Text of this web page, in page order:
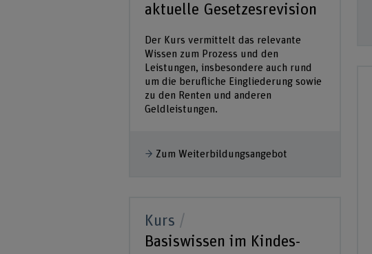
aktuelle Gesetzesrevision
Der Kurs vermittelt das relevante
Wissen zum Prozess und den
Leistungen, insbesondere auch rund
um die berufliche Eingliederung sowie
zu den Renten und anderen
Geldleistungen.
Zum Weiterbildungsangebot
Kurs
Basiswissen im Kindes-